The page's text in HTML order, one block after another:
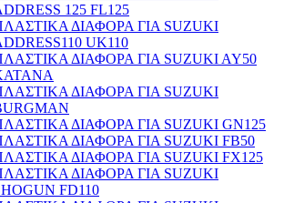
125 FL125
ΔΙΑΦΟΡΑ ΓΙΑ SUZUKI
UK110
ΔΙΑΦΟΡΑ ΓΙΑ SUZUKI AY50
ΔΙΑΦΟΡΑ ΓΙΑ SUZUKI
ΔΙΑΦΟΡΑ ΓΙΑ SUZUKI GN125
ΔΙΑΦΟΡΑ ΓΙΑ SUZUKI FB50
ΔΙΑΦΟΡΑ ΓΙΑ SUZUKI FX125
ΔΙΑΦΟΡΑ ΓΙΑ SUZUKI
FD110